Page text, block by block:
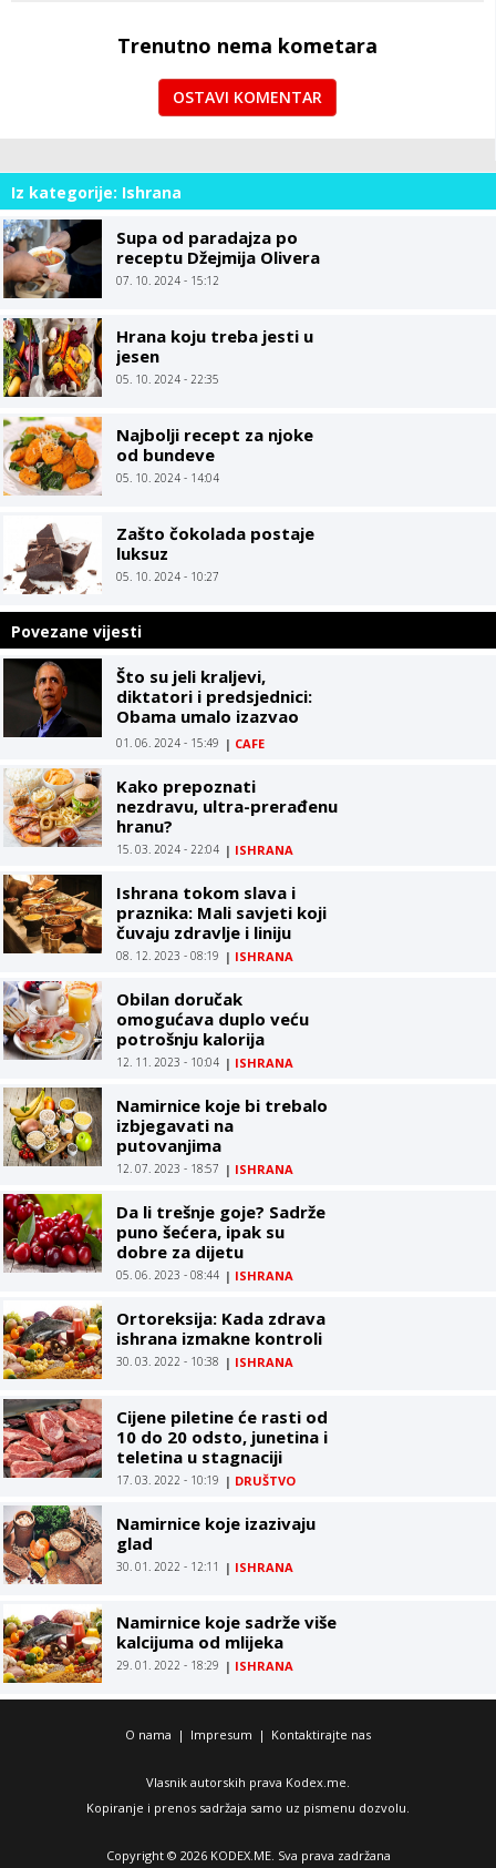
Trenutno nema kometara
OSTAVI KOMENTAR
Iz kategorije: Ishrana
Supa od paradajza po
receptu Džejmija Olivera
07. 10. 2024 - 15:12
Hrana koju treba jesti u
jesen
05. 10. 2024 - 22:35
Najbolji recept za njoke
od bundeve
05. 10. 2024 - 14:04
Zašto čokolada postaje
luksuz
05. 10. 2024 - 10:27
Povezane vijesti
Što su jeli kraljevi,
diktatori i predsjednici:
Obama umalo izazvao
diplomatski skandal zbog
01. 06. 2024 - 15:49 | CAFE
Kako prepoznati
nezdravu, ultra-prerađenu
hranu?
15. 03. 2024 - 22:04 | ISHRANA
Ishrana tokom slava i
praznika: Mali savjeti koji
čuvaju zdravlje i liniju
08. 12. 2023 - 08:19 | ISHRANA
Obilan doručak
omogućava duplo veću
potrošnju kalorija
12. 11. 2023 - 10:04 | ISHRANA
Namirnice koje bi trebalo
izbjegavati na
putovanjima
12. 07. 2023 - 18:57 | ISHRANA
Da li trešnje goje? Sadrže
puno šećera, ipak su
dobre za dijetu
05. 06. 2023 - 08:44 | ISHRANA
Ortoreksija: Kada zdrava
ishrana izmakne kontroli
30. 03. 2022 - 10:38 | ISHRANA
Cijene piletine će rasti od
10 do 20 odsto, junetina i
teletina u stagnaciji
17. 03. 2022 - 10:19 | DRUŠTVO
Namirnice koje izazivaju
glad
30. 01. 2022 - 12:11 | ISHRANA
Namirnice koje sadrže više
kalcijuma od mlijeka
29. 01. 2022 - 18:29 | ISHRANA
O nama | Impresum | Kontaktirajte nas
Vlasnik autorskih prava Kodex.me.
Kopiranje i prenos sadržaja samo uz pismenu dozvolu.
Copyright © 2026 KODEX.ME. Sva prava zadržana